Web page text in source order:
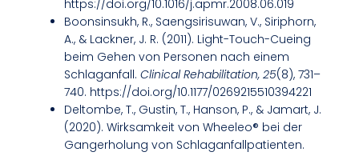
https://doi.org/10.1016/j.apmr.2008.06.019
Boonsinsukh, R., Saengsirisuwan, V., Siriphorn,
A., & Lackner, J. R. (2011). Light-Touch-Cueing
beim Gehen von Personen nach einem
Schlaganfall. Clinical Rehabilitation, 25(8), 731–
740. https://doi.org/10.1177/0269215510394221
Deltombe, T., Gustin, T., Hanson, P., & Jamart, J.
(2020). Wirksamkeit von Wheeleo® bei der
Gangerholung von Schlaganfallpatienten.